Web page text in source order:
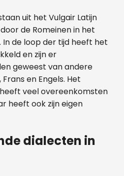
uit het Vulgair Latijn
de Romeinen in het
In de loop der tijd heeft het
en zijn er
geweest van andere
en Engels. Het
veel overeenkomsten
heeft ook zijn eigen
dialecten in